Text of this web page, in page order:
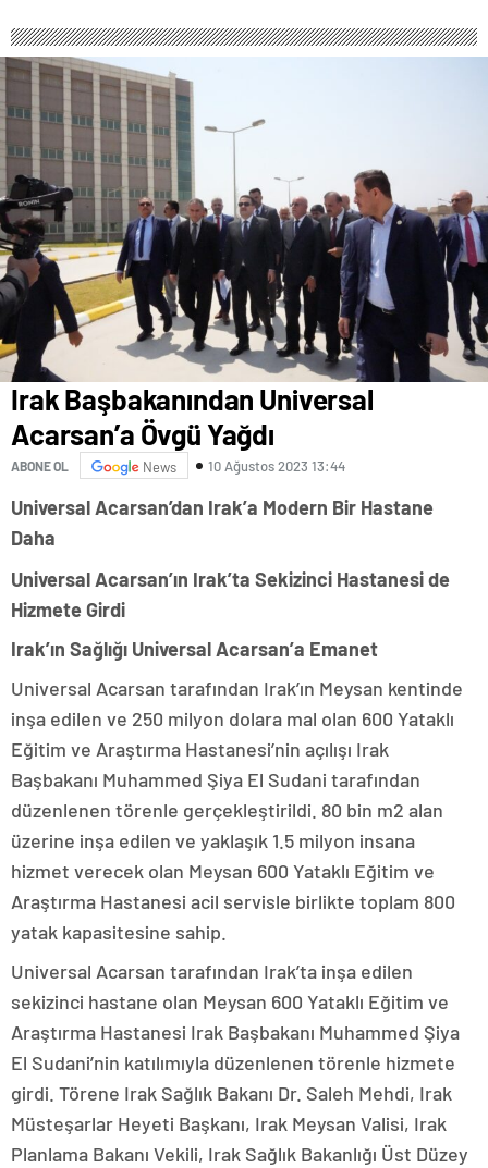
Irak Başbakanından Universal
Acarsan’a Övgü Yağdı
ABONE OL News 10 Ağustos 2023 13:44
Universal Acarsan’dan Irak’a Modern Bir Hastane
Daha
Universal Acarsan’ın Irak’ta Sekizinci Hastanesi de
Hizmete Girdi
Irak’ın Sağlığı Universal Acarsan’a Emanet
Universal Acarsan tarafından Irak’ın Meysan kentinde
inşa edilen ve 250 milyon dolara mal olan 600 Yataklı
Eğitim ve Araştırma Hastanesi’nin açılışı Irak
Başbakanı Muhammed Şiya El Sudani tarafından
düzenlenen törenle gerçekleştirildi. 80 bin m2 alan
üzerine inşa edilen ve yaklaşık 1.5 milyon insana
hizmet verecek olan Meysan 600 Yataklı Eğitim ve
Araştırma Hastanesi acil servisle birlikte toplam 800
yatak kapasitesine sahip.
Universal Acarsan tarafından Irak’ta inşa edilen
sekizinci hastane olan Meysan 600 Yataklı Eğitim ve
Araştırma Hastanesi Irak Başbakanı Muhammed Şiya
El Sudani’nin katılımıyla düzenlenen törenle hizmete
girdi. Törene Irak Sağlık Bakanı Dr. Saleh Mehdi, Irak
Müsteşarlar Heyeti Başkanı, Irak Meysan Valisi, Irak
Planlama Bakanı Vekili, Irak Sağlık Bakanlığı Üst Düzey